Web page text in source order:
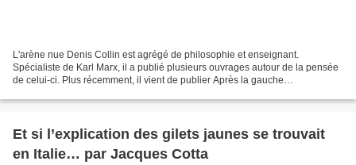
L'arène nue Denis Collin est agrégé de philosophie et enseignant.
Spécialiste de Karl Marx, il a publié plusieurs ouvrages autour de la pensée
de celui-ci. Plus récemment, il vient de publier Après la gauche
Et si l’explication des gilets jaunes se trouvait
en Italie… par Jacques Cotta